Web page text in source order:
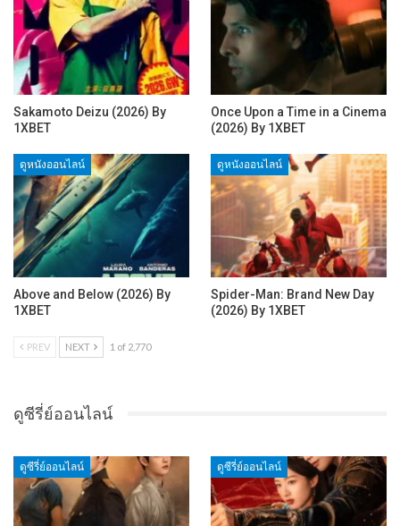
Sakamoto Deizu (2026) By
1XBET
Once Upon a Time in a Cinema
(2026) By 1XBET
ดูหนังออนไลน์
Above and Below (2026) By
1XBET
ดูหนังออนไลน์
Spider-Man: Brand New Day
(2026) By 1XBET
PREV NEXT 1 of 2,770
ดูซีรี่ย์ออนไลน์
ดูซีรี่ย์ออนไลน์ ดูซีรี่ย์ออนไลน์